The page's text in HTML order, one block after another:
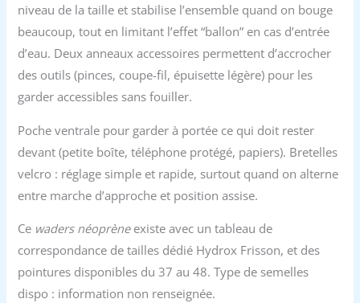
niveau de la taille et stabilise l’ensemble quand on bouge
beaucoup, tout en limitant l’effet “ballon” en cas d’entrée
d’eau. Deux anneaux accessoires permettent d’accrocher
des outils (pinces, coupe-fil, épuisette légère) pour les
garder accessibles sans fouiller.
Poche ventrale pour garder à portée ce qui doit rester
devant (petite boîte, téléphone protégé, papiers). Bretelles
velcro : réglage simple et rapide, surtout quand on alterne
entre marche d’approche et position assise.
Ce waders néoprèneexiste avec un tableau de
correspondance de tailles dédié Hydrox Frisson, et des
pointures disponibles du 37 au 48. Type de semelles
dispo : information non renseignée.